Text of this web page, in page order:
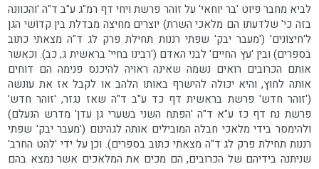
לביא מחבר פיוט 'בר יוחאי' על זוהר פרשת ויחי דף רמ"ג ע"ב ד"ה 'והכוונה
בזה כי' שלדעתו הם מלאכי השרת) יוצרים מחיצה מבדלת בין קדוֹשי הגן
ל'חיצוֹנים' ('מעבר יבק' שפתי רננות תחילת פרק לג ד"ה מצאתי כתוב
בספרים) ובין 'עץ החיים' לבני האדם ('רבינו בחיי' בראשית ג, כב). וכאשר
אותם הכרובים רואים נשמה שאינה ראויה להיכנס פנימה הם דוחים
אותה לחוץ, והיא יכולה להישרף באותו הלהב או לקבל אז את עונשה
('זוהר חדש' פרשת בראשית דף כד ע"ב ד"ה שאז נגזר, 'זוהר חדש'
פרשת נח דף כז ע"א ד"ה 'הפתח השני בשערי גן עדן' מדרש הנעלם)
ולהימסר בידי מלאכי חבלה המובילים אותה לגהינום ('מעבר יבק' שפתי
רננות תחילת פרק לג ד"ה מצאתי כתוב בספרים). וכן על ידי 'להט החרב'
שניתנה בידיהם של הכרובים, הם מכים את המלאכים אשר נמצא בהם